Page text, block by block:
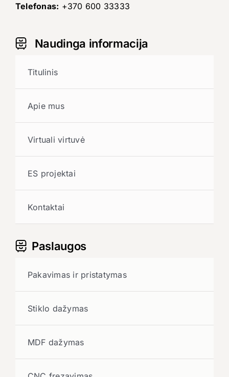
Telefonas: +370 600 33333
Naudinga informacija
Titulinis
Apie mus
Virtuali virtuvė
ES projektai
Kontaktai
Paslaugos
Pakavimas ir pristatymas
Stiklo dažymas
MDF dažymas